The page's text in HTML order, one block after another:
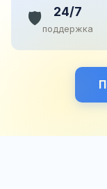
🛡️ 24/7
поддержка